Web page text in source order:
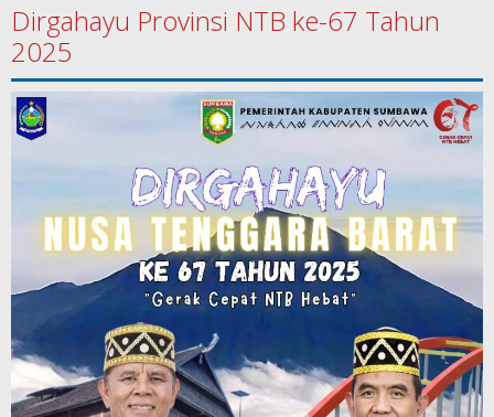
Dirgahayu Provinsi NTB ke-67 Tahun
2025